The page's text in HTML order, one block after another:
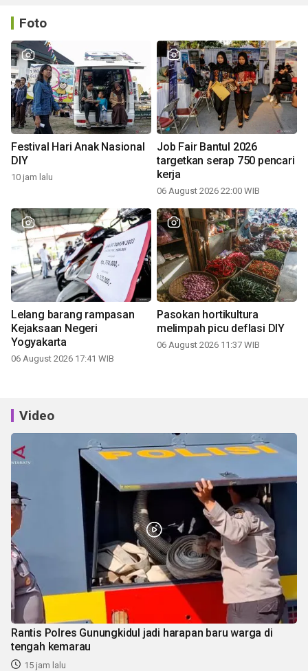
Foto
Festival Hari Anak Nasional
DIY
10 jam lalu
Job Fair Bantul 2026
targetkan serap 750 pencari
kerja
06 August 2026 22:00 WIB
Lelang barang rampasan
Kejaksaan Negeri
Yogyakarta
06 August 2026 17:41 WIB
Pasokan hortikultura
melimpah picu deflasi DIY
06 August 2026 11:37 WIB
Video
Rantis Polres Gunungkidul jadi harapan baru warga di
tengah kemarau
15 jam lalu